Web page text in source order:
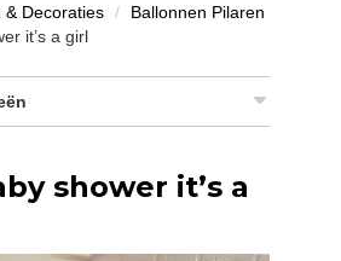
& Decoraties
Ballonnen Pilaren
it’s a girl
shower it’s a